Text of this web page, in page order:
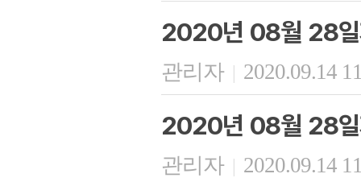
2020년 08월 28일
관리자 | 2020.09.14
2020년 08월 28일
관리자 | 2020.09.14